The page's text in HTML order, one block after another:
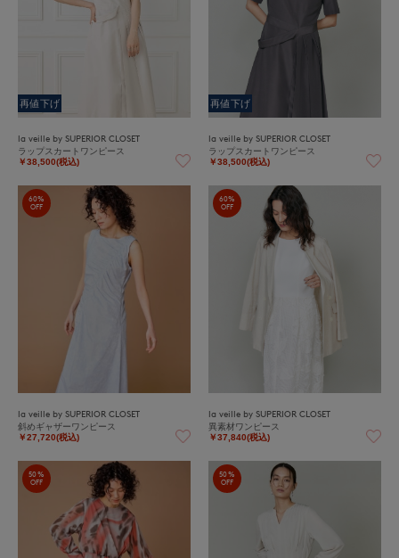
再値下げ
la veille by SUPERIOR CLOSET
ラップスカートワンピース
￥38,500(税込)
再値下げ
la veille by SUPERIOR CLOSET
ラップスカートワンピース
￥38,500(税込)
60%
OFF
la veille by SUPERIOR CLOSET
斜めギャザーワンピース
￥27,720(税込)
60%
OFF
la veille by SUPERIOR CLOSET
異素材ワンピース
￥37,840(税込)
50%
OFF
50%
OFF